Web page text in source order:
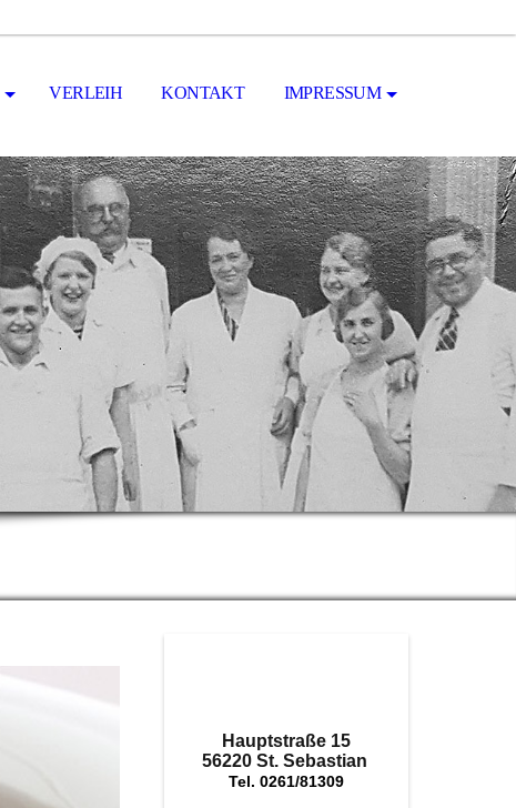
VERLEIH KONTAKT IMPRESSUM
Hauptstraße 15
56220 St. Sebastian
Tel. 0261/81309